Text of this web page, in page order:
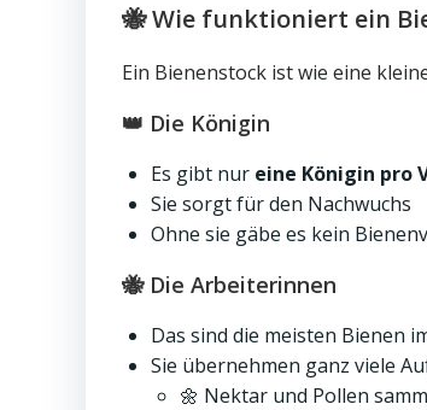
🐝 Wie funktioniert ein
Ein Bienenstock ist wie eine
👑 Die Königin
Es gibt nur eine Königin pro
Sie sorgt für den Nachwuchs
Ohne sie gäbe es kein
🐝 Die Arbeiterinnen
Das sind die meisten Bienen
Sie übernehmen ganz viele
🌼 Nektar und Pollen